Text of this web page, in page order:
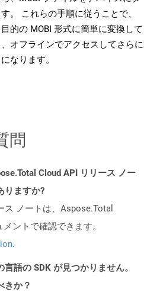
。 これらの手順に従うことで、
的の MOBI 形式に簡単に変換して
オフラインでアクセスしてさらに
なります。
問
Cloud API リリース ノー
りますか?
ス ノートは、Aspose.Total
ントで確認できます。
.
言語の SDK が見つかりません。
きか？